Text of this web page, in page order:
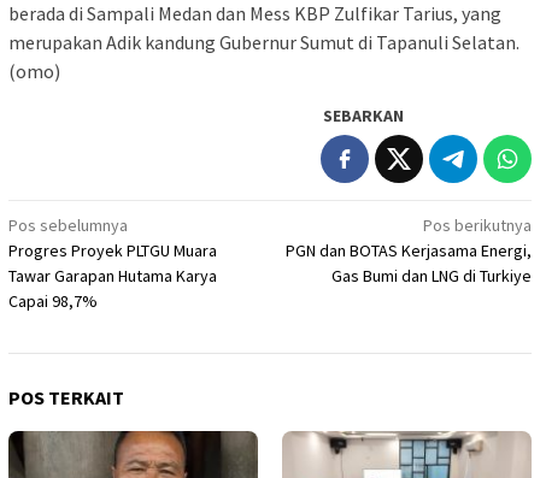
berada di Sampali Medan dan Mess KBP Zulfikar Tarius, yang
merupakan Adik kandung Gubernur Sumut di Tapanuli Selatan.
(omo)
SEBARKAN
Navigasi
pos
Pos sebelumnya
Progres Proyek PLTGU Muara
Tawar Garapan Hutama Karya
Capai 98,7%
Pos berikutnya
PGN dan BOTAS Kerjasama Energi,
Gas Bumi dan LNG di Turkiye
POS TERKAIT